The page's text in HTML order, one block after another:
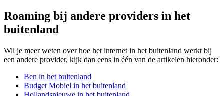
Roaming bij andere providers in het
buitenland
Wil je meer weten over hoe het internet in het buitenland werkt bij
een andere provider, kijk dan eens in één van de artikelen hieronder:
Ben in het buitenland
Budget Mobiel in het buitenland